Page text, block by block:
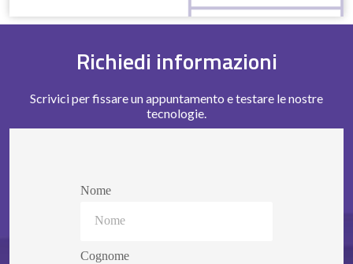
Richiedi informazioni
Scrivici per fissare un appuntamento e testare le nostre
tecnologie.
Nome
Cognome